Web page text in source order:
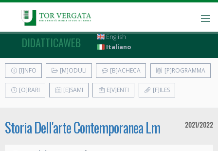
DIDATTICAWEB
English
Italiano
[I]NFO [M]ODULI [B]ACHECA [P]ROGRAMMA
[O]RARI [E]SAMI E[V]ENTI [F]ILES
Storia Dell'arte Contemporanea Lm 2021/2022